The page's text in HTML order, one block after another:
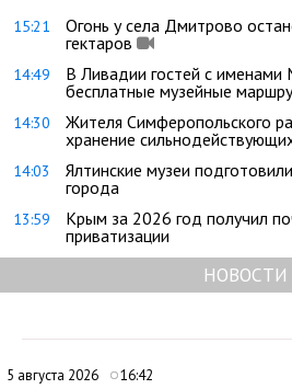
15:21
Огонь у села Дмитрово
гектаров
14:49
В Ливадии гостей с именами
бесплатные музейные
14:30
Жителя Симферопольского
хранение
14:03
Ялтинские музеи
города
13:59
Крым за 2026 год получил
приватизации
НОВОСТИ
5 августа 2026 16:42